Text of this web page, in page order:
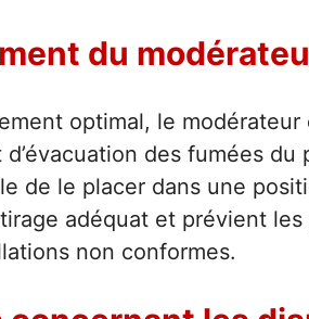
du
optimal, le
des fumées
de le placer dans une
adéquat et prévient les
non conformes.